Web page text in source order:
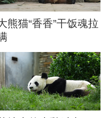
熊猫“香香”干饭魂拉